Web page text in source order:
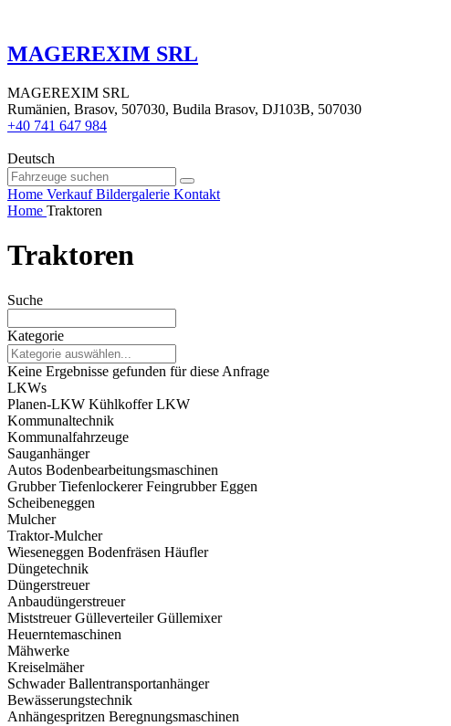
MAGEREXIM SRL
MAGEREXIM SRL
Rumänien, Brasov, 507030, Budila Brasov, DJ103B, 507030
+40 741 647 984
Deutsch
Home Verkauf Bildergalerie Kontakt
Home Traktoren
Traktoren
Suche
Kategorie
Keine Ergebnisse gefunden für diese Anfrage
LKWs
Planen-LKW Kühlkoffer LKW
Kommunaltechnik
Kommunalfahrzeuge
Sauganhänger
Autos Bodenbearbeitungsmaschinen
Grubber Tiefenlockerer Feingrubber Eggen
Scheibeneggen
Mulcher
Traktor-Mulcher
Wieseneggen Bodenfräsen Häufler
Düngetechnik
Düngerstreuer
Anbaudüngerstreuer
Miststreuer Gülleverteiler Güllemixer
Heuerntemaschinen
Mähwerke
Kreiselmäher
Schwader Ballentransportanhänger
Bewässerungstechnik
Anhängespritzen Beregnungsmaschinen